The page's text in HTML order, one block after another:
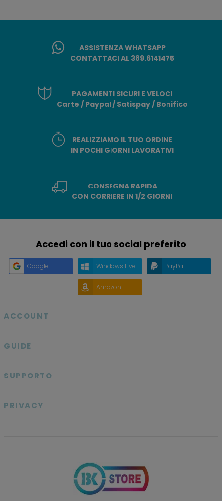
ASSISTENZA WHATSAPP
CONTATTACI AL 389.6141475
PAGAMENTI SICURI E VELOCI
Carte / Paypal / Satispay / Bonifico
REALIZZIAMO IL TUO ORDINE
IN POCHI GIORNI LAVORATIVI
CONSEGNA RAPIDA
CON CORRIERE IN 1/2 GIORNI
Accedi con il tuo social preferito
Google Windows Live PayPal
Amazon
ACCOUNT
GUIDE
SUPPORTO
PRIVACY